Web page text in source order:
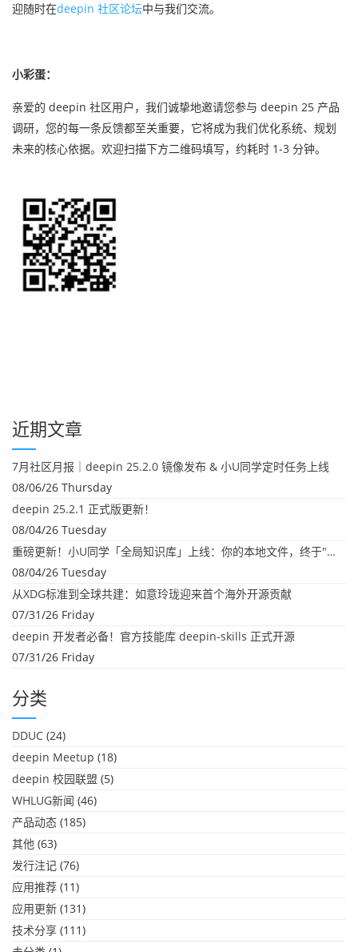
迎随时在deepin 社区论坛中与我们交流。
小彩蛋：
亲爱的 deepin 社区用户，我们诚挚地邀请您参与 deepin 25 产品
调研，您的每一条反馈都至关重要，它将成为我们优化系统、规划
未来的核心依据。欢迎扫描下方二维码填写，约耗时 1-3 分钟。
近期文章
7月社区月报｜deepin 25.2.0 镜像发布 & 小U同学定时任务上线
08/06/26 Thursday
deepin 25.2.1 正式版更新！
08/04/26 Tuesday
重磅更新！小U同学「全局知识库」上线：你的本地文件，终于"活"起来了
08/04/26 Tuesday
从XDG标准到全球共建：如意玲珑迎来首个海外开源贡献
07/31/26 Friday
deepin 开发者必备！官方技能库 deepin-skills 正式开源
07/31/26 Friday
分类
DDUC (24)
deepin Meetup (18)
deepin 校园联盟 (5)
WHLUG新闻 (46)
产品动态 (185)
其他 (63)
发行注记 (76)
应用推荐 (11)
应用更新 (131)
技术分享 (111)